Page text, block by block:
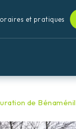
et pratiques
de Bénaménil